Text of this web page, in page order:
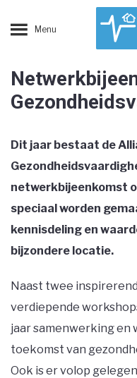
Dit jaar bestaat de
netwerkbijeenkomst
speciaal worden
kennisdeling en
bijzondere locatie.
Naast twee
verdiepende
jaar samenwerking en
toekomst van
Ook is er volop